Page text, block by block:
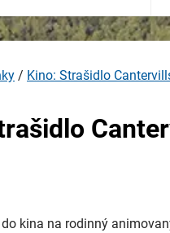
/ Kino: Strašidlo
kina na rodinný